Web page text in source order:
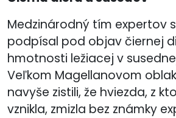
Medzinárodný tím expertov
podpísal pod objav čiernej
hmotnosti ležiacej v
Veľkom Magellanovom
navyše zistili, že hviezda, z
vznikla, zmizla bez známky